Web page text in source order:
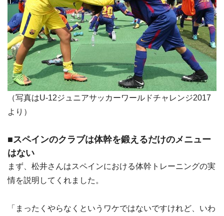
（写真はU-12ジュニアサッカーワールドチャレンジ2017
より）
■スペインのクラブは体幹を鍛えるだけのメニュー
はない
まず、松井さんはスペインにおける体幹トレーニングの実
情を説明してくれました。
「まったくやらなくというワケではないですけれど、いわ